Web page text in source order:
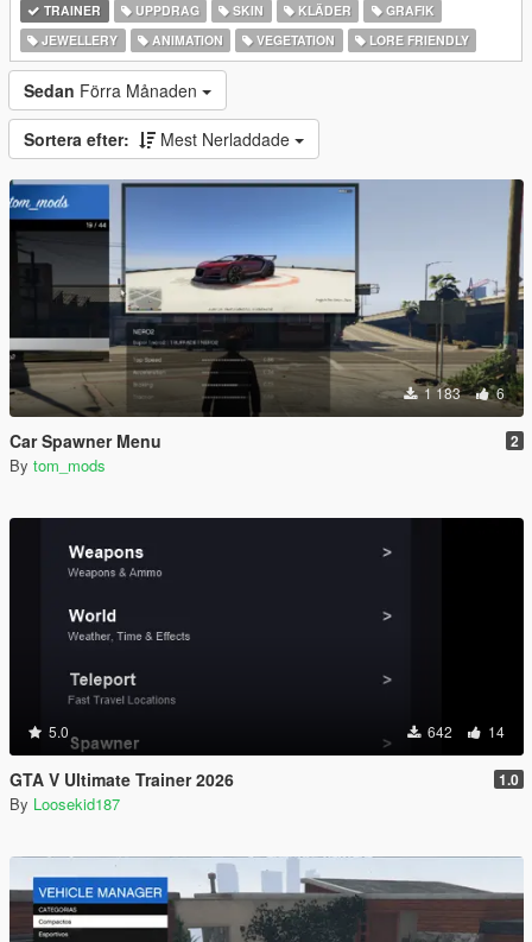
TRAINER
UPPDRAG SKIN KLÄDER
GRAFIK
JEWELLERY
ANIMATION VEGETATION LORE FRIENDLY
Sedan Förra Månaden
Sortera efter: Mest Nerladdade
1 183 6
Car Spawner Menu 2
By tom_mods
5.0 642 14
GTA V Ultimate Trainer 2026 1.0
By Loosekid187